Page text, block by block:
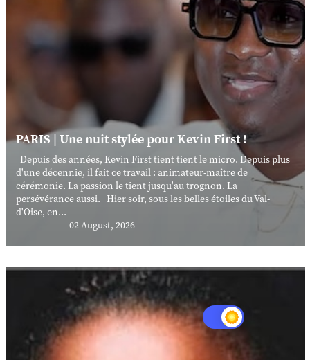
PARIS | Une nuit stylée pour Kevin First !
Depuis des années, Kevin First tient tient le micro. Depuis plus
d'une décennie, il fait ce travail : animateur-maître de
cérémonie. La passion le tient jusqu'au trognon. La
persévérance aussi. Hier soir, sous les belles étoiles du Val-
d'Oise, en...
02 August, 2026